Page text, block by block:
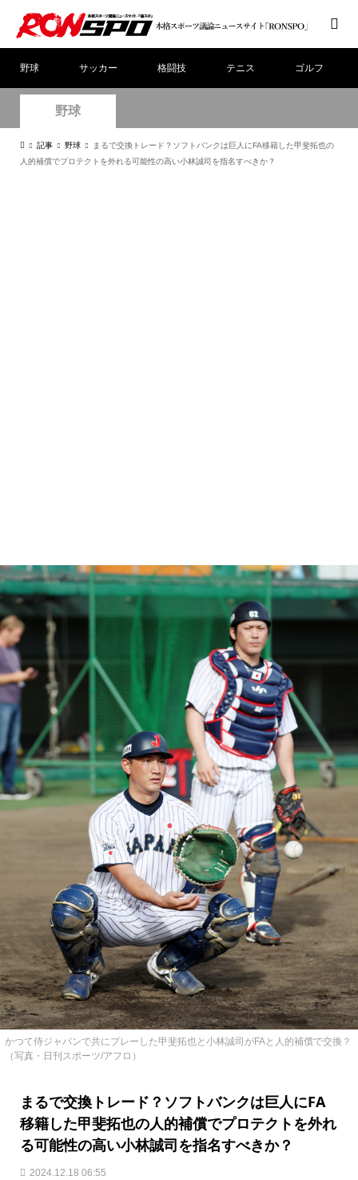
野球 サッカー 格闘技 テニス ゴルフ
野球
記事 野球
まるで交換トレード？ソフトバンクは巨人にFA移籍した甲斐拓也の
人的補償でプロテクトを外れる可能性の高い小林誠司を指名すべきか？
かつて侍ジャパンで共にプレーした甲斐拓也と小林誠司がFAと人的補償で交換？
（写真・日刊スポーツ/アフロ）
まるで交換トレード？ソフトバンクは巨人にFA
移籍した甲斐拓也の人的補償でプロテクトを外れ
る可能性の高い小林誠司を指名すべきか？
2024.12.18 06:55